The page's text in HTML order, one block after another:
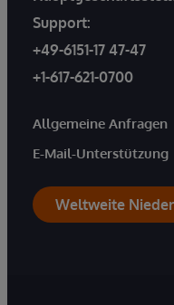
Support:
+49-6151-17 47-47
+1-617-621-0700
Allgemeine Anfragen
E-Mail-Unterstützung
Weltweite